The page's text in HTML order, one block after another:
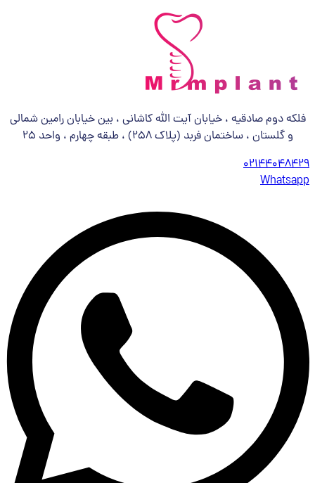
فلکه دوم صادقیه ، خیابان آیت الله کاشانی ، بین خیابان رامین شمالی
و گلستان ، ساختمان فربد (پلاک 258) ، طبقه چهارم ، واحد 25
02144048429
Whatsapp